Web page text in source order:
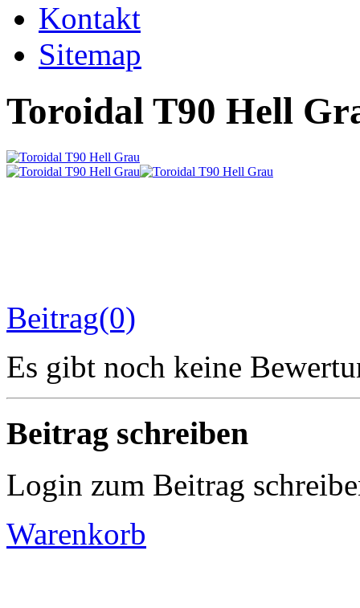
Kontakt
Sitemap
Toroidal T90 Hell
Beitrag(0)
Es gibt noch keine
Beitrag schreiben
Login zum Beitrag
Warenkorb